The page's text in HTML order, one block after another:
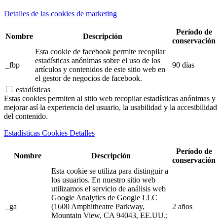
Detalles de las cookies de marketing
Nombre Descripción
Período de
conservación
_fbp
Esta cookie de facebook permite recopilar
estadísticas anónimas sobre el uso de los
artículos y contenidos de este sitio web en
el gestor de negocios de facebook.
90 días
estadísticas
Estas cookies permiten al sitio web recopilar estadísticas anónimas y
mejorar así la experiencia del usuario, la usabilidad y la accesibilidad
del contenido.
Estadísticas Cookies Detalles
Nombre Descripción
Período de
conservación
_ga
Esta cookie se utiliza para distinguir a
los usuarios. En nuestro sitio web
utilizamos el servicio de análisis web
Google Analytics de Google LLC
(1600 Amphitheatre Parkway,
Mountain View, CA 94043, EE.UU.;
2 años